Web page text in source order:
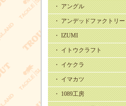
・ アングル
・ アンデッドファクトリー
・ IZUMI
・ イトウクラフト
・ イケクラ
・ イマカツ
・ 1089工房